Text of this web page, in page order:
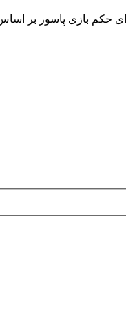
حکم بازی پاسور بر